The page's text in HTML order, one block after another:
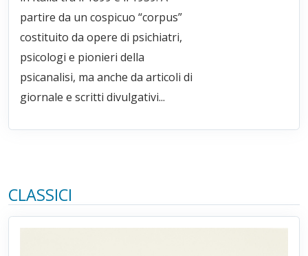
partire da un cospicuo “corpus”
costituito da opere di psichiatri,
psicologi e pionieri della
psicanalisi, ma anche da articoli di
giornale e scritti divulgativi...
CLASSICI